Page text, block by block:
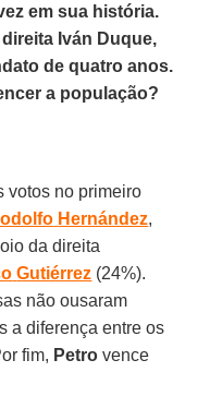
em sua história.
Iván Duque,
de quatro anos.
a população?
votos no primeiro
Hernández,
da direita
Gutiérrez (24%).
não ousaram
a diferença entre os
fim, Petro vence